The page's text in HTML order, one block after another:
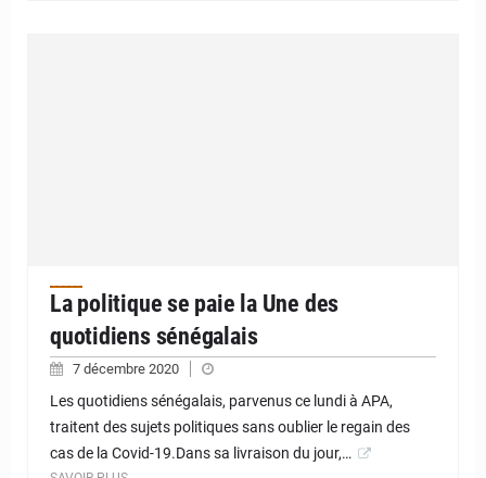
La politique se paie la Une des
quotidiens sénégalais
7 décembre 2020
Les quotidiens sénégalais, parvenus ce lundi à APA,
traitent des sujets politiques sans oublier le regain des
cas de la Covid-19.Dans sa livraison du jour,…